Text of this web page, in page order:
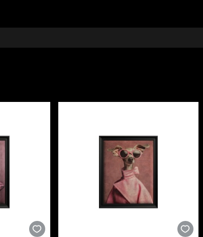
«The Rising Sun» вникает в скрытую
оттенками, тонко подсвеченные
Baptiste Pillement (Chinoiserie) стали
коллекции строится из гармоничных
из натуральных, экологичных и
клей при наклеивании обоев. Так вы
стандартам качества.